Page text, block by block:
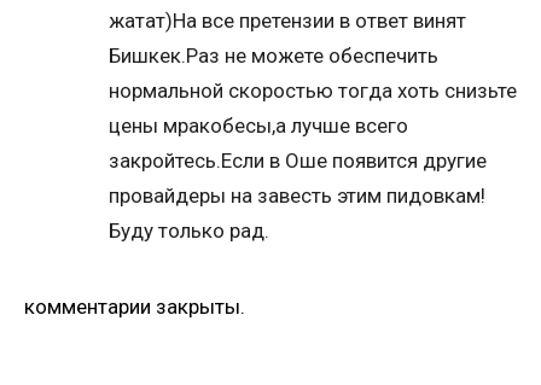
жатат)На все претензии в ответ винят
Бишкек.Раз не можете обеспечить
нормальной скоростью тогда хоть снизьте
цены мракобесы,а лучше всего
закройтесь.Если в Оше появится другие
провайдеры на завесть этим пидовкам!
Буду только рад.
комментарии закрыты.